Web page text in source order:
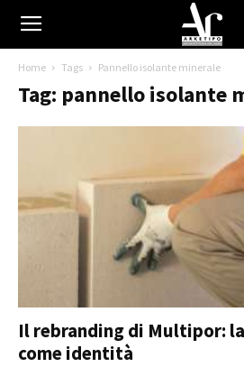
Home Tags Pannello isolante minerale
Tag: pannello isolante
Il rebranding di Multipor:
come identità